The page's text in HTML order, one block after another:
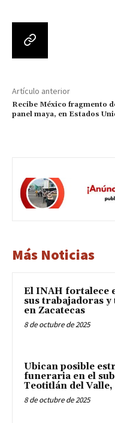
Artículo anterior
Recibe México fragmento
panel maya, en Estados
Más Noticias
El INAH fortalece
sus trabajadoras
en Zacatecas
8 de octubre de 2025
Ubican posible
funeraria en el
Teotitlán del Valle,
8 de octubre de 2025